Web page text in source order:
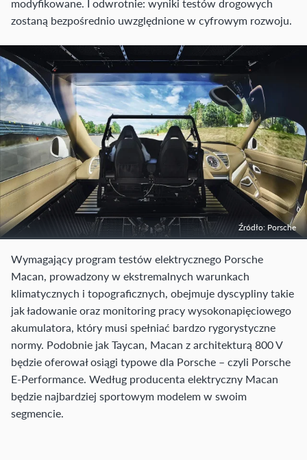
modyfikowane. I odwrotnie: wyniki testów drogowych
zostaną bezpośrednio uwzględnione w cyfrowym rozwoju.
Źródło: Porsche
Wymagający program testów elektrycznego Porsche
Macan, prowadzony w ekstremalnych warunkach
klimatycznych i topograficznych, obejmuje dyscypliny takie
jak ładowanie oraz monitoring pracy wysokonapięciowego
akumulatora, który musi spełniać bardzo rygorystyczne
normy. Podobnie jak Taycan, Macan z architekturą 800 V
będzie oferował osiągi typowe dla Porsche – czyli Porsche
E-Performance. Według producenta elektryczny Macan
będzie najbardziej sportowym modelem w swoim
segmencie.